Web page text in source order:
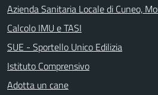
Azienda Sanitaria Locale di Cuneo,
Calcolo IMU e TASI
SUE - Sportello Unico Edilizia
Istituto Comprensivo
Adotta un cane